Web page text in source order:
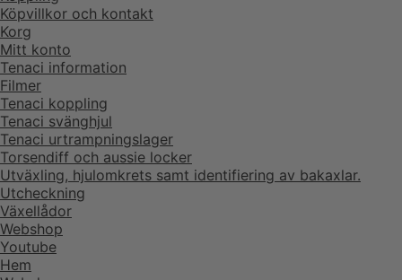
Köpvillkor och kontakt
Korg
Mitt konto
Tenaci information
Filmer
Tenaci koppling
Tenaci svänghjul
Tenaci urtrampningslager
Torsendiff och aussie locker
Utväxling, hjulomkrets samt identifiering av bakaxlar.
Utcheckning
Växellådor
Webshop
Youtube
Hem